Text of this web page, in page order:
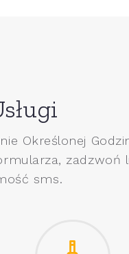
Określonej
zadzwoń
sms.